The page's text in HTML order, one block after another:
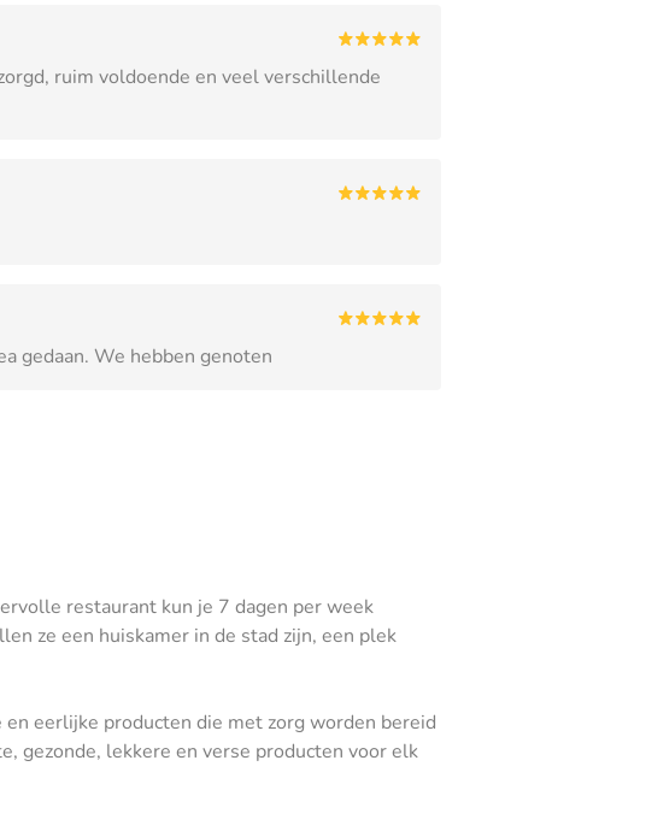
ruim voldoende en veel verschillende
gedaan. We hebben genoten
restaurant kun je 7 dagen per week
ze een huiskamer in de stad zijn, een plek
eerlijke producten die met zorg worden bereid
gezonde, lekkere en verse producten voor elk